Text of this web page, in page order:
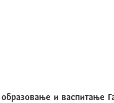
и васпитање